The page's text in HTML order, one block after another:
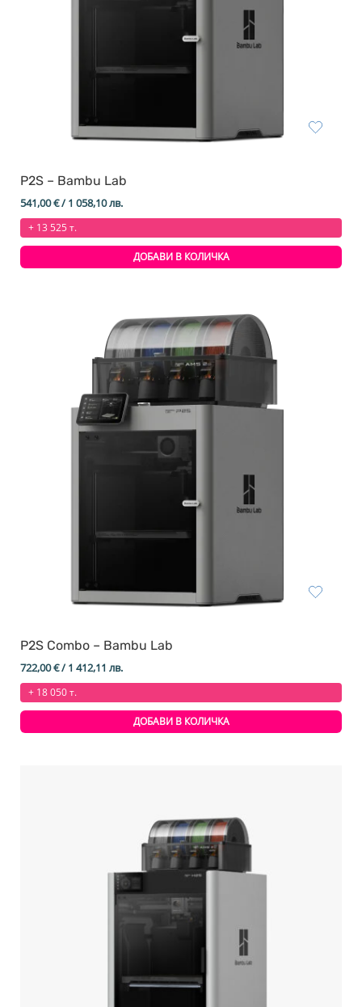
P2S – Bambu Lab
541,00€/ 1 058,10 лв.
+ 13 525 т.
ДОБАВИ В КОЛИЧКА
P2S Combo – Bambu Lab
722,00€/ 1 412,11 лв.
+ 18 050 т.
ДОБАВИ В КОЛИЧКА